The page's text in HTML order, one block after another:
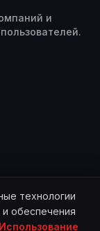
и
технологии
обеспечения
Использование